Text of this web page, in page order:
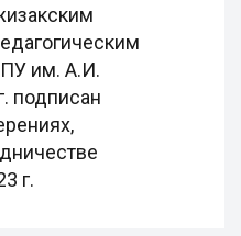
им. А.И.
подписан
г.